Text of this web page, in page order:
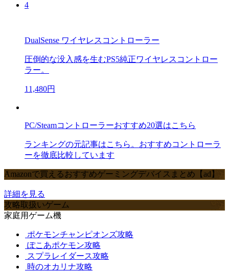
4
DualSense ワイヤレスコントローラー
圧倒的な没入感を生むPS5純正ワイヤレスコントロー
ラー。
11,480円
PC/Steamコントローラーおすすめ20選はこちら
ランキングの元記事はこちら。おすすめコントローラ
ーを徹底比較しています
Amazonで買えるおすすめゲーミングデバイスまとめ【ad】
詳細を見る
攻略取扱いゲーム
家庭用ゲーム機
ポケモンチャンピオンズ攻略
ぽこあポケモン攻略
スプラレイダース攻略
時のオカリナ攻略